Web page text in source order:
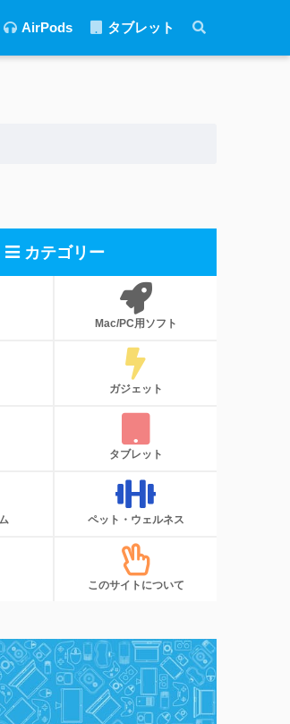
AirPods タブレット
カテゴリー
Mac/PC用ソフト
ガジェット
タブレット
ペット・ウェルネス
このサイトについて